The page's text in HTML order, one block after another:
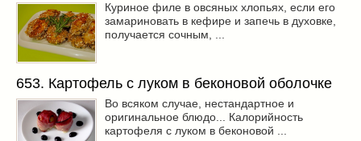
Куриное филе в овсяных хлопьях, если его
замариновать в кефире и запечь в духовке,
получается сочным, ...
653. Картофель с луком в беконовой оболочке
Во всяком случае, нестандартное и
оригинальное блюдо... Калорийность
картофеля с луком в беконовой ...